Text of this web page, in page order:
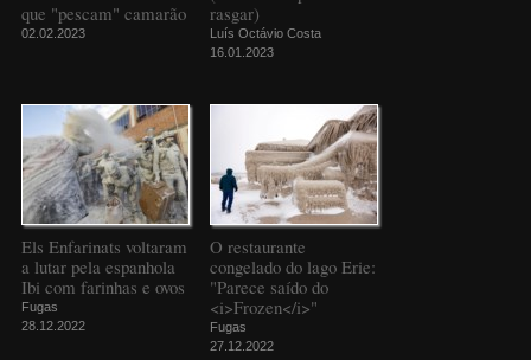
que "pescam" camarão
02.02.2023
rasgar)
Luís Octávio Costa
16.01.2023
Els Enfarinats voltaram
a lutar pela espanhola
Ibi com farinhas e ovos
Fugas
28.12.2022
O restaurante
congelado do lago Erie:
"Parece saído do
<i>Frozen</i>"
Fugas
27.12.2022